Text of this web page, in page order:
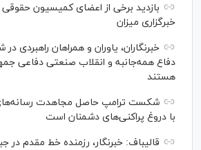
بازدید برخی از اعضای کمیسیون
خبرگزاری میزان
خبرنگاران، یاوران و همراهان راهبردی
دفاع همه‌جانبه و انقلاب صنعتی دفاعی
هستند
شکست ترامپ حاصل مجاهدت رسانه‌های
با دروغ پراکنی‌های دشمنان است
قالیباف: خبرنگار، رزمنده خط مقدم در